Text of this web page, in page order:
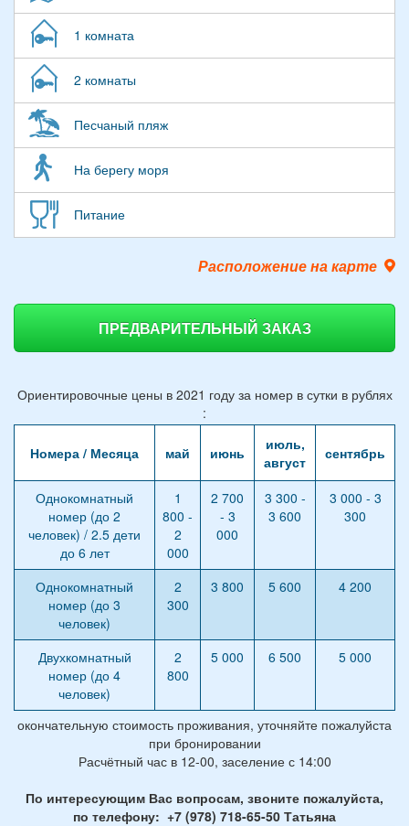
1 комната
2 комнаты
Песчаный пляж
На берегу моря
Питание
Расположение на карте
ПРЕДВАРИТЕЛЬНЫЙ ЗАКАЗ
Ориентировочные цены в 2021 году за номер в сутки в рублях
:
Номера / Месяца май июнь
июль,
август
сентябрь
Однокомнатный
номер (до 2
человек) / 2.5 дети
до 6 лет
1
800 -
2
000
2 700
- 3
000
3 300 -
3 600
3 000 - 3
300
Однокомнатный
номер (до 3
человек)
2
300
3 800 5 600 4 200
Двухкомнатный
номер (до 4
человек)
2
800
5 000 6 500 5 000
окончательную стоимость проживания, уточняйте пожалуйста
при бронировании
Расчётный час в 12-00, заселение с 14:00
По интересующим Вас вопросам, звоните пожалуйста,
по телефону: +7 (978) 718-65-50 Татьяна